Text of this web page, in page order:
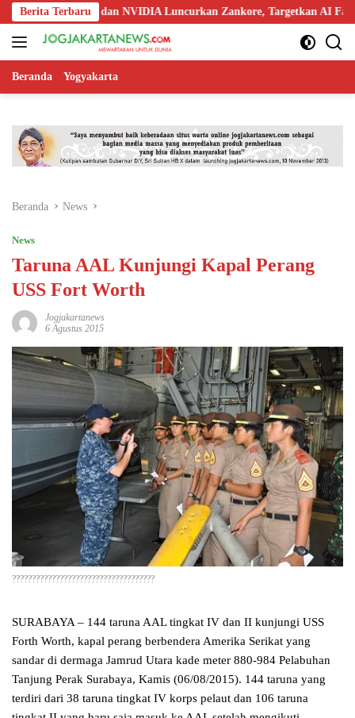
Langsung
ke
konten
Berita Terbaru
Nokia, dan NVIDIA Luncurkan Zankore, Targetkan AI Factory 1
Beranda Yogyakarta
Beranda News
News
Taruna AAL Kunjungi Kapal Perang
USS Fort Worth
Jogjakartanews
6 Agustus 2015
????????????????????????????????????
SURABAYA – 144 taruna AAL tingkat IV dan II kunjungi USS
Forth Worth, kapal perang berbendera Amerika Serikat yang
sandar di dermaga Jamrud Utara kade meter 880-984 Pelabuhan
Tanjung Perak Surabaya, Kamis (06/08/2015). 144 taruna yang
terdiri dari 38 taruna tingkat IV korps pelaut dan 106 taruna